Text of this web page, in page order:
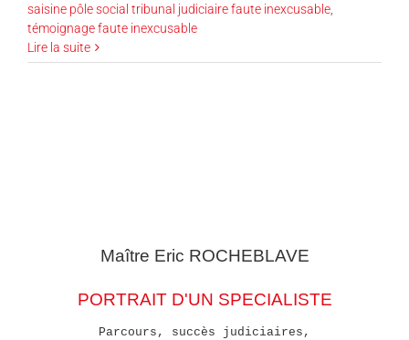
saisine pôle social tribunal judiciaire faute inexcusable
témoignage faute inexcusable
Lire la suite
Maître Eric ROCHEBLAVE
PORTRAIT D'UN SPECIALISTE
Parcours, succès judiciaires,